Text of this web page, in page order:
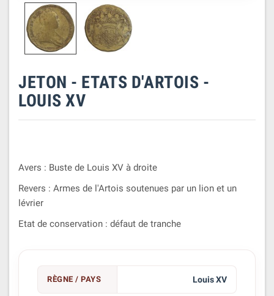
JETON - ETATS D'ARTOIS -
LOUIS XV
Avers : Buste de Louis XV à droite
Revers : Armes de l'Artois soutenues par un lion et un
lévrier
Etat de conservation : défaut de tranche
RÈGNE / PAYS Louis XV